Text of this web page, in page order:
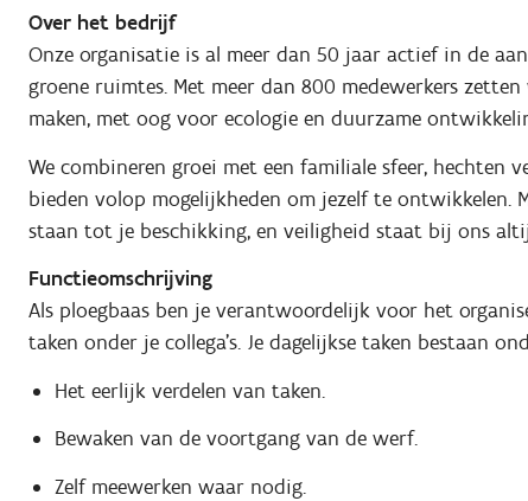
Over het bedrijf
Onze organisatie is al meer dan 50 jaar actief in de
groene ruimtes. Met meer dan 800 medewerkers
maken, met oog voor ecologie en duurzame
We combineren groei met een familiale sfeer, hechten
bieden volop mogelijkheden om jezelf te ontwikkelen.
staan tot je beschikking, en veiligheid staat bij ons
Functieomschrijving
Als ploegbaas ben je verantwoordelijk voor het
taken onder je collega’s. Je dagelijkse taken bestaan
Het eerlijk verdelen van taken.
Bewaken van de voortgang van de werf.
Zelf meewerken waar nodig.